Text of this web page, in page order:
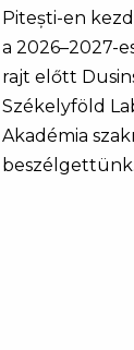
Pitești-en
a 2026–2027-
rajt előtt
Székelyföld
Akadémia
beszélgettünk.